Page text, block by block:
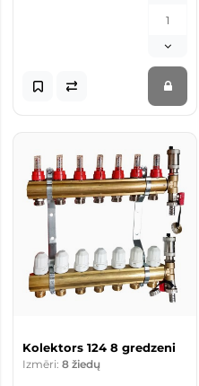
Kolektors 124 8 gredzeni
Izmēri: 8 žiedų